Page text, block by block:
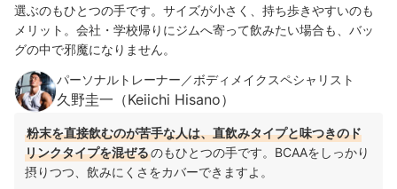
選ぶのもひとつの手です。サイズが小さく、持ち歩きやすいのも
メリット。会社・学校帰りにジムへ寄って飲みたい場合も、バッ
グの中で邪魔になりません。
パーソナルトレーナー／ボディメイクスペシャリスト
久野圭一（Keiichi Hisano）
粉末を直接飲むのが苦手な人は、直飲みタイプと味つきのド
リンクタイプを混ぜるのもひとつの手です。 BCAAをしっかり
摂りつつ、飲みにくさをカバーできますよ。